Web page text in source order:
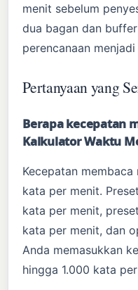
menit sebelum
dua bagan dan
perencanaan
Pertanyaan yang
Berapa kecepatan
Kalkulator Waktu
Kecepatan
kata per menit.
kata per menit,
kata per menit, dan
Anda memasukkan
hingga 1.000 kata